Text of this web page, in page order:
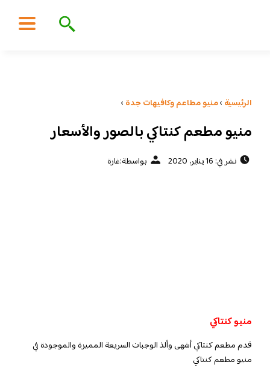
الرئيسية ›منيو مطاعم وكافيهات جدة ›
منيو مطعم كنتاكي بالصور والأسعار
نشر في: 16 يناير، 2020 بواسطة:غارة
منيو كنتاكي
قدم مطعم كنتاكي أشهى وألذ الوجبات السريعة المميزة والموجودة في
منيو مطعم كنتاكي